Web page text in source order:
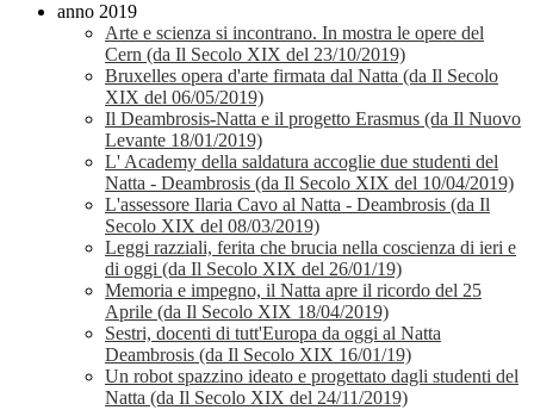
anno 2019
Arte e scienza si incontrano. In mostra le opere del
Cern (da Il Secolo XIX del 23/10/2019)
Bruxelles opera d'arte firmata dal Natta (da Il Secolo
XIX del 06/05/2019)
Il Deambrosis-Natta e il progetto Erasmus (da Il Nuovo
Levante 18/01/2019)
L' Academy della saldatura accoglie due studenti del
Natta - Deambrosis (da Il Secolo XIX del 10/04/2019)
L'assessore Ilaria Cavo al Natta - Deambrosis (da Il
Secolo XIX del 08/03/2019)
Leggi razziali, ferita che brucia nella coscienza di ieri e
di oggi (da Il Secolo XIX del 26/01/19)
Memoria e impegno, il Natta apre il ricordo del 25
Aprile (da Il Secolo XIX 18/04/2019)
Sestri, docenti di tutt'Europa da oggi al Natta
Deambrosis (da Il Secolo XIX 16/01/19)
Un robot spazzino ideato e progettato dagli studenti del
Natta (da Il Secolo XIX del 24/11/2019)